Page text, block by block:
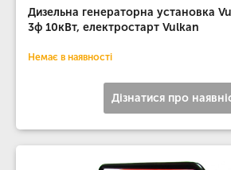
Дизельна генераторна установка
3ф 10кВт, електростарт Vulkan
Немає в наявності
Дізнатися про